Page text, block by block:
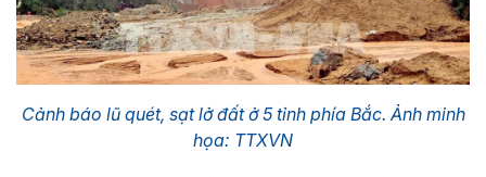
Cảnh báo lũ quét, sạt lở đất ở 5 tỉnh phía Bắc. Ảnh minh
họa: TTXVN